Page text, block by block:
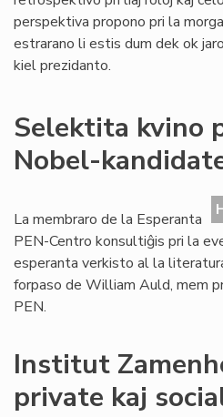
perspektiva propono pri la
estrarano li estis dum dek ok
kiel prezidanto.
Selektita kvino
Nobel-
La membraro de la Esperanta
PEN-Centro konsultiĝis pri la
esperanta verkisto al la
forpaso de William Auld, mem
PEN.
Institut
private kaj